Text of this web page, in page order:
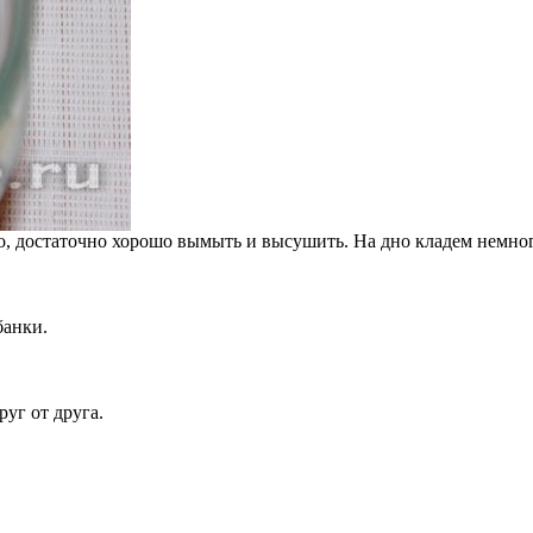
достаточно хорошо вымыть и высушить. На дно кладем
от друга.